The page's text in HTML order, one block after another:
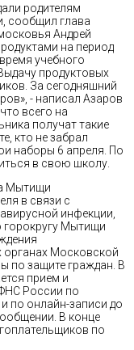
родителям
сообщил глава
Андрей
на период
учебного
продуктовых
За сегодняшний
- написал Азаров
всего на
получат такие
кто не забрал
наборы 6 апреля. По
в свою школу.
Мытищи
в связи с
инфекции,
Мытищи
органах Московской
по защите граждан. В
прием и
России по
по онлайн-записи до
В конце
по